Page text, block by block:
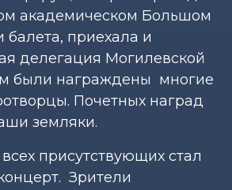
академическом Большом
балета, приехала и
делегация Могилевской
были награждены многие
Почетных наград
земляки.
присутствующих стал
Зрители